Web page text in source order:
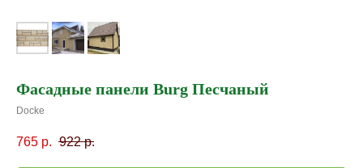
Фасадные панели Burg Песчаный
Docke
765 р. 922 р.